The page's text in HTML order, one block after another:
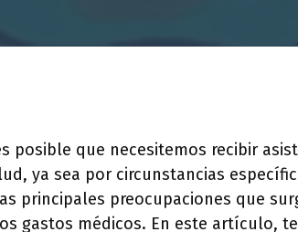
posible que necesitemos recibir
ya sea por circunstancias
principales preocupaciones que
gastos médicos. En este artículo,